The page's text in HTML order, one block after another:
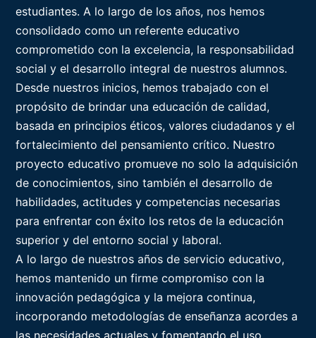
estudiantes. A lo largo de los años, nos hemos
consolidado como un referente educativo
comprometido con la excelencia, la responsabilidad
social y el desarrollo integral de nuestros alumnos.
Desde nuestros inicios, hemos trabajado con el
propósito de brindar una educación de calidad,
basada en principios éticos, valores ciudadanos y el
fortalecimiento del pensamiento crítico. Nuestro
proyecto educativo promueve no solo la adquisición
de conocimientos, sino también el desarrollo de
habilidades, actitudes y competencias necesarias
para enfrentar con éxito los retos de la educación
superior y del entorno social y laboral.
A lo largo de nuestros años de servicio educativo,
hemos mantenido un firme compromiso con la
innovación pedagógica y la mejora continua,
incorporando metodologías de enseñanza acordes a
las necesidades actuales y fomentando el uso